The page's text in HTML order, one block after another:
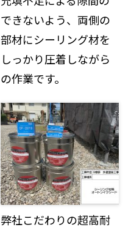
できないよう、両側の
部材にシーリング材を
しっかり圧着しながら
の作業です。
弊社こだわりの超高耐